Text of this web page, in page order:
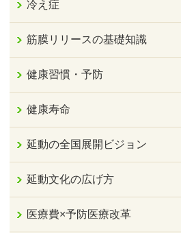
冷え症
筋膜リリースの基礎知識
健康習慣・予防
健康寿命
延動の全国展開ビジョン
延動文化の広げ方
医療費×予防医療改革